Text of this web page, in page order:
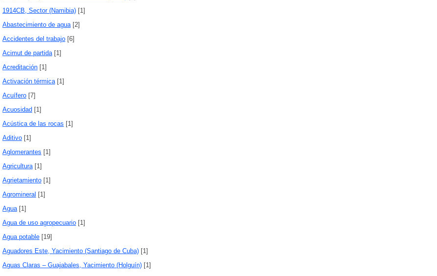
1914CB, Sector (Namibia) [1]
Abastecimiento de agua[2]
Accidentes del trabajo [6]
Acimut de partida[1]
Acreditación [1]
Activación térmica[1]
Acuífero [7]
Acuosidad [1]
Acústica de las rocas [1]
Aditivo [1]
Aglomerantes [1]
Agricultura[1]
Agrietamiento [1]
Agromineral [1]
Agua[1]
Agua de uso agropecuario [1]
Agua potable [19]
Aguadores Este, Yacimiento (Santiago de Cuba) [1]
Aguas Claras – Guajabales, Yacimiento (Holguín) [1]